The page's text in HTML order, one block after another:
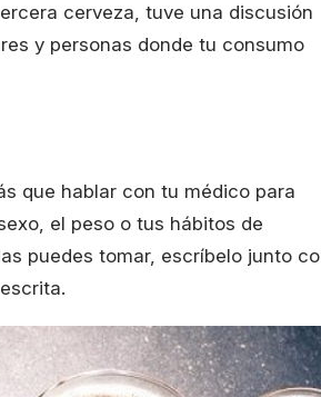
cerveza, tuve una discusión
y personas donde tu consumo
que hablar con tu médico para
el peso o tus hábitos de
puedes tomar, escríbelo junto